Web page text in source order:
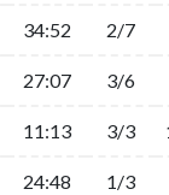
34:52 2/7
27:07 3/6
11:13 3/3
24:48 1/3
34:52 2/7
27:07 3/6
11:13 3/3
24:48 1/3